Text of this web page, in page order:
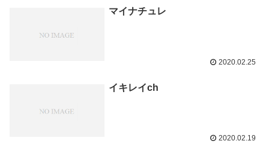
マイナチュレ
2020.02.25
イキレイch
2020.02.19